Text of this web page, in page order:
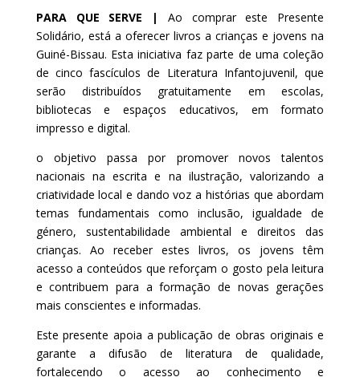
PARA QUE SERVE | Ao comprar este Presente
Solidário, está a oferecer livros a crianças e jovens na
Guiné-Bissau. Esta iniciativa faz parte de uma coleção
de cinco fascículos de Literatura Infantojuvenil, que
serão distribuídos gratuitamente em escolas,
bibliotecas e espaços educativos, em formato
impresso e digital.
o objetivo passa por promover novos talentos
nacionais na escrita e na ilustração, valorizando a
criatividade local e dando voz a histórias que abordam
temas fundamentais como inclusão, igualdade de
género, sustentabilidade ambiental e direitos das
crianças. Ao receber estes livros, os jovens têm
acesso a conteúdos que reforçam o gosto pela leitura
e contribuem para a formação de novas gerações
mais conscientes e informadas.
Este presente apoia a publicação de obras originais e
garante a difusão de literatura de qualidade,
fortalecendo o acesso ao conhecimento e